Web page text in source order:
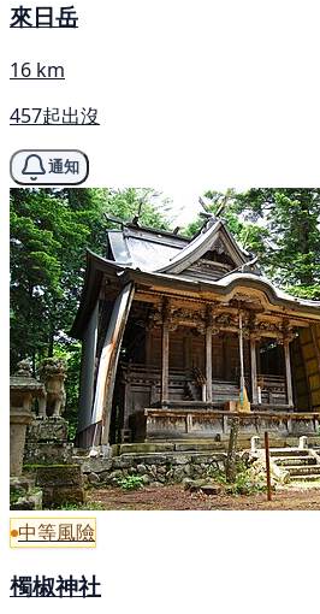
來日岳
16 km
457起出沒
通知
中等風險
㯮椒神社